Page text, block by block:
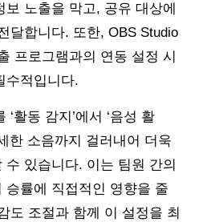
노출을 막고, 공유 대상에
달합니다. 또한, OBS Studio
프로그램과의 연동 설정 시
수적입니다.
활동 감지’에서 ‘음성 활
한 소음까지 걸러내어 더욱
있습니다. 이는 팀원 간의
승률에 직접적인 영향을 줄
도 조절과 함께 이 설정을 최